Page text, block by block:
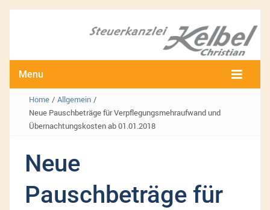
Menu
Home / Allgemein /
Neue Pauschbeträge für Verpflegungsmehraufwand und
Übernachtungskosten ab 01.01.2018
Neue
Pauschbeträge für